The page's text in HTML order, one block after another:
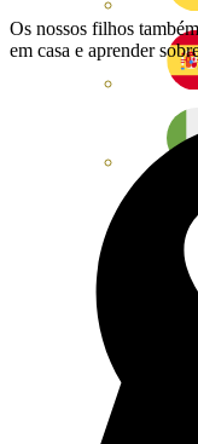
Os nossos filhos
em casa e aprender